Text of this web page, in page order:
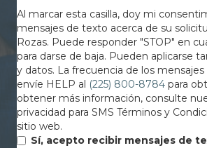
Al marcar esta casilla, doy mi
mensajes de texto acerca de su
Rozas. Puede responder "STOP" en
para darse de baja. Pueden aplicarse
y datos. La frecuencia de los mensajes
envíe HELP al (225) 800-8784 para
obtener más información, consulte
privacidad para SMS Términos y
sitio web.
Sí, acepto recibir mensajes de